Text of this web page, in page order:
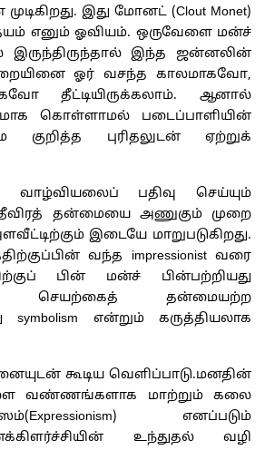
இது மோனட் (Clout Monet)
எனும் ஓவியம். ஒருவேளை மன்ச்
இருந்திருந்தால் இந்த ஜன்னலின்
ஓர் வசந்த காலமாகவோ,
தீட்டியிருக்கலாம். ஆனால்
கொள்ளாமல் படைப்பாளியின்
புரிதலுடன் ஏற்றுக்
பதிவு செய்யும்
தன்மையை அணுகும் முறை
இடையே மாறுபடுகிறது.
வந்த impressionist வரை
பின் மன்ச் பின்பற்றியது
செயற்கைத் தன்மையற்ற
symbolism என்றும் கருத்தியலாக
கூடிய வெளிப்பாடு.மனதின்
வண்ணங்களாக மாற்றும் கலை
எனப்படும்
உந்துதல் வழி